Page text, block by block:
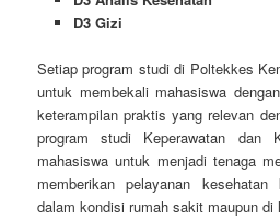
D3 Gizi
Setiap program studi di Poltekkes
untuk membekali mahasiswa
keterampilan praktis yang relevan
program studi Keperawatan dan
mahasiswa untuk menjadi tenaga
memberikan pelayanan
dalam kondisi rumah sakit maupun di